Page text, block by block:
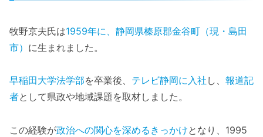
牧野京夫氏は1959年に、静岡県榛原郡金谷町（現・島田
市） に生まれました。
早稲田大学法学部を卒業後、 テレビ静岡に入社 し、 報道記
者として県政や地域課題を取材しました。
この経験が政治への関心を深めるきっかけとなり、1995